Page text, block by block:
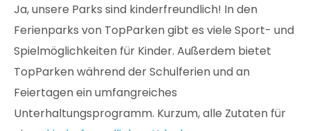
Ja, unsere Parks sind kinderfreundlich! In den
Ferienparks von TopParken gibt es viele Sport- und
Spielmöglichkeiten für Kinder. Außerdem bietet
TopParken während der Schulferien und an
Feiertagen ein umfangreiches
Unterhaltungsprogramm. Kurzum, alle Zutaten für